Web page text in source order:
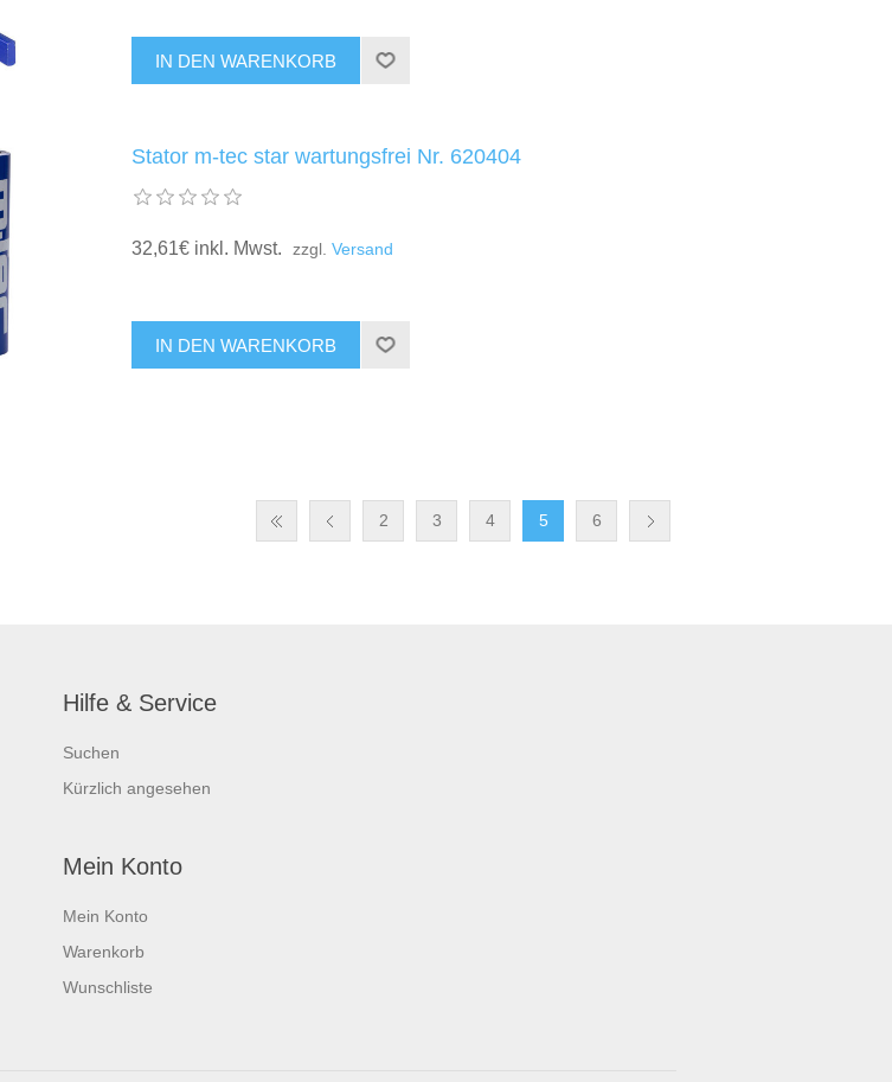
Stator m-tec star wartungsfrei Nr. 620404
32,61€ inkl. Mwst. zzgl. Versand
2 3 4 5 6
Hilfe & Service
Suchen
Kürzlich angesehen
Mein Konto
Mein Konto
Warenkorb
Wunschliste